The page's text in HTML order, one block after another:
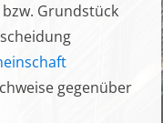
Grundstück
gegenüber